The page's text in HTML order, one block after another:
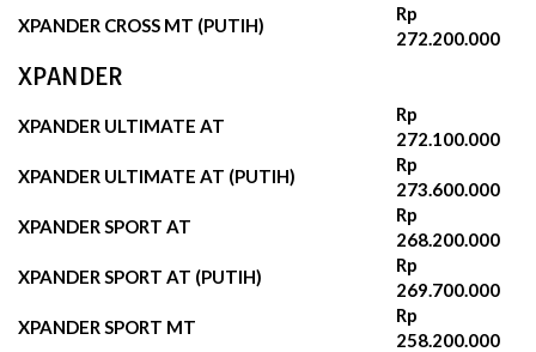
XPANDER CROSS MT (PUTIH)
Rp
272.200.000‬
XPANDER
XPANDER ULTIMATE AT
Rp
272.100.000
XPANDER ULTIMATE AT (PUTIH)
Rp
273.600.000
XPANDER SPORT AT
Rp
268.200.000‬
XPANDER SPORT AT (PUTIH)
Rp
269.700.000‬
XPANDER SPORT MT
Rp
258.200.000‬